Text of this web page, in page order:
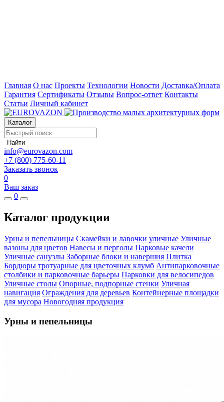
Главная О нас Проекты Технологии Новости Доставка/Оплата
Гарантия Сертификаты Отзывы Вопрос-ответ Контакты
Статьи Личный кабинет
Каталог
Найти
info@eurovazon.com
+7 (800) 775-60-11
Заказать звонок
0
Ваш заказ
0
Каталог продукции
Урны и пепельницы Скамейки и лавочки уличные Уличные
вазоны для цветов Навесы и перголы Парковые качели
Уличные санузлы Заборные блоки и навершия Плитка
Бордюры тротуарные для цветочных клумб Антипарковочные
столбики и парковочные барьеры Парковки для велосипедов
Уличные столы Опорные, подпорные стенки Уличная
навигация Ограждения для деревьев Контейнерные площадки
для мусора Новогодняя продукция
Урны и пепельницы